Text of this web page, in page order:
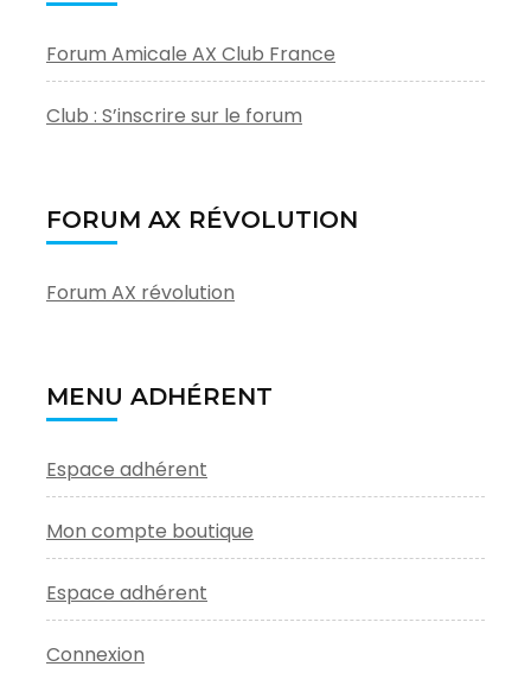
Forum Amicale AX Club France
Club : S’inscrire sur le forum
FORUM AX RÉVOLUTION
Forum AX révolution
MENU ADHÉRENT
Espace adhérent
Mon compte boutique
Espace adhérent
Connexion